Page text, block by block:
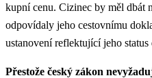
kupní cenu. Cizinec by měl dbát
odpovídaly jeho cestovnímu
ustanovení reflektující jeho
Přestože český zákon